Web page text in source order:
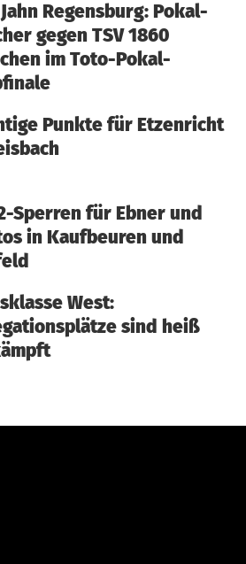
Jahn Regensburg: Pokal-
gegen TSV 1860
im Toto-Pokal-
Punkte für Etzenricht
Sperren für Ebner und
in Kaufbeuren und
West:
sind heiß